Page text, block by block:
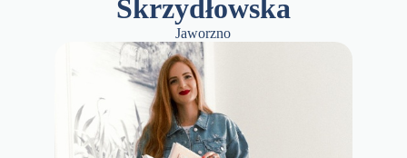
Skrzydłowska
Jaworzno